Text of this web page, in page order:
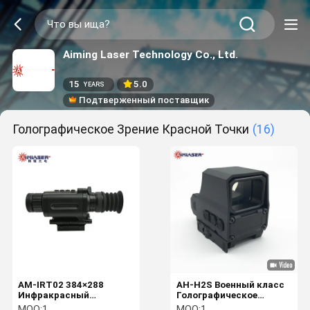
Aiming Laser Technology Co., Ltd.
15 YEARS
5.0
Подтверженный поставщик
Голографическое Зрение Красной Точки (16)
AM-IRT02 384×288
Инфракрасный
диапазон
AH-H2S Военный класс
Голографическое
оружие Видение Ночное